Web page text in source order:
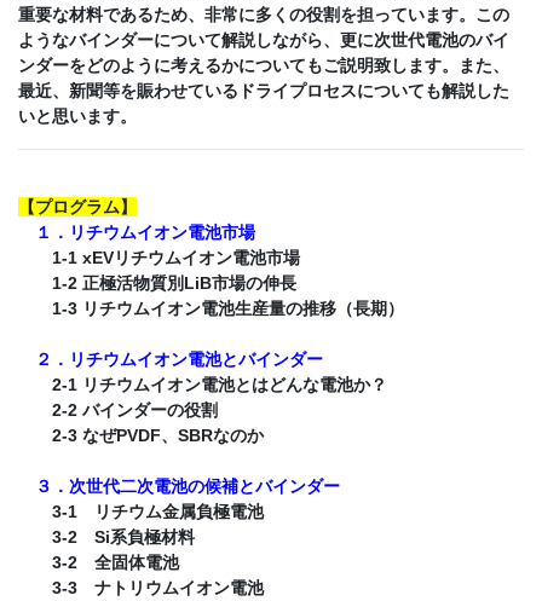
重要な材料であるため、非常に多くの役割を担っています。この
ようなバインダーについて解説しながら、更に次世代電池のバイ
ンダーをどのように考えるかについてもご説明致します。また、
最近、新聞等を賑わせているドライプロセスについても解説した
いと思います。
【プログラム】
１．リチウムイオン電池市場
1-1 xEVリチウムイオン電池市場
1-2 正極活物質別LiB市場の伸長
1-3 リチウムイオン電池生産量の推移（長期）
２．リチウムイオン電池とバインダー
2-1 リチウムイオン電池とはどんな電池か？
2-2 バインダーの役割
2-3 なぜPVDF、SBRなのか
３．次世代二次電池の候補とバインダー
3-1 リチウム金属負極電池
3-2 Si系負極材料
3-2 全固体電池
3-3 ナトリウムイオン電池